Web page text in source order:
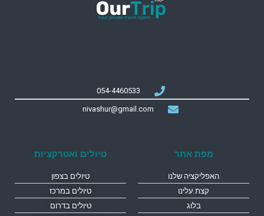
054-4460533
nivashur@gmail.com
מפת אתר
האפליקציה שלנו
קצת עלינו
בלוג
טיולים ואטרקציות
טיולים בצפון
טיולים במרכז
טיולים בדרום